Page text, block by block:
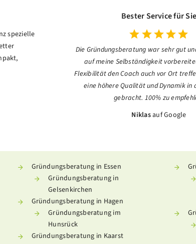
spezielle
Bester Service für Sie
Die Gründungsberatung war sehr gut
auf meine Selbständigkeit
Flexibilität den Coach auch vor Ort
eine höhere Qualität und Dynamik in
gebracht. 100% zu
Niklasauf Google
Gründungsberatung in Essen
Gründungsberatung in
Gelsenkirchen
Gründungsberatung in Hagen
Gründungsberatung im
Hunsrück
Gründungsberatung in Kaarst